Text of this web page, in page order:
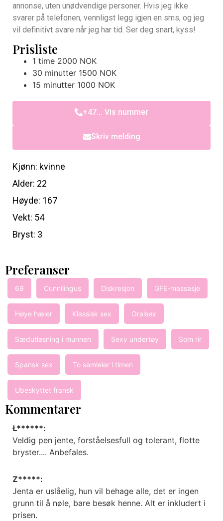
annonse, uten unødvendige personer. Hvis jeg ikke
svarer på telefonen, vennligst legg igjen en sms, og jeg
vil definitivt svare når jeg har tid. Ser deg snart, kyss!
Prisliste
1 time 2000 NOK
30 minutter 1500 NOK
15 minutter 1000 NOK
+47... Vis nummer
Skriv melding
Kjønn: kvinne
Alder: 22
Høyde: 167
Vekt: 54
Bryst: 3
Preferanser
69 Cunnilingus Diskresjon GFE-massasje
Høye hæler Klassisk sex Oralsex
Sædutløsning i munnen Sexy undertøy Som rir
Spansk sex To samleier i timen
Ubeskyttet fransk
Kommentarer
Ł******:
Veldig pen jente, forståelsesfull og tolerant, flotte
bryster.... Anbefales.
Z*****:
Jenta er uslåelig, hun vil behage alle, det er ingen
grunn til å nøle, bare besøk henne. Alt er inkludert i
prisen.